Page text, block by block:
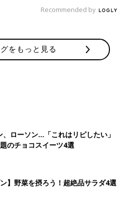
組み合わせればヘルシーサ
Recommended by
をもっと見る
ローソン…「これはリピしたい」
のチョコスイーツ4選
ン】野菜を摂ろう！超絶品サラダ4選